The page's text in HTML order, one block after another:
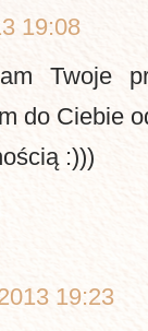
19:08
Twoje
do Ciebie
:)))
19:23